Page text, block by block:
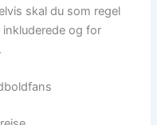
skal du som regel
og for